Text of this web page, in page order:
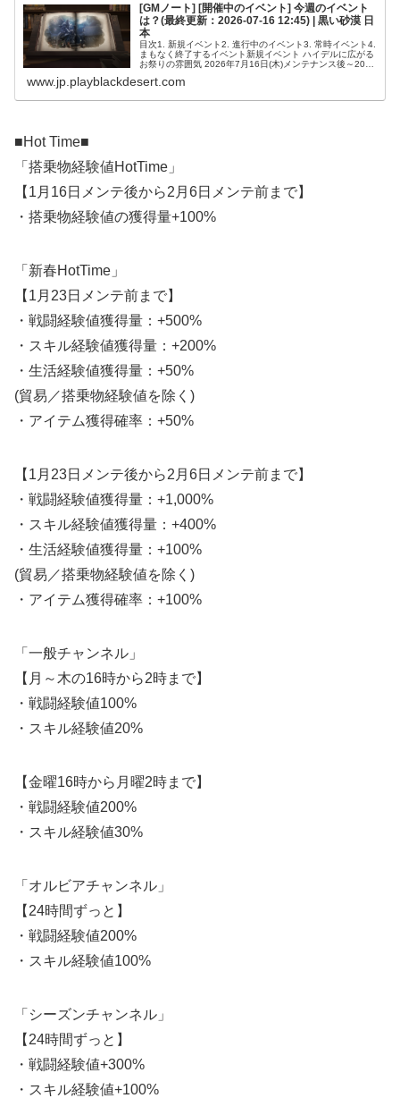
[GMノート] [開催中のイベント] 今週のイベント
は？(最終更新：2026-07-16 12:45) | 黒い砂漠 日
本
目次1. 新規イベント2. 進行中のイベント3. 常時イベント4.
まもなく終了するイベント新規イベント ハイデルに広がる
お祭りの雰囲気 2026年7月16日(木)メンテナンス後～2026
www.jp.playblackdesert.com
■Hot Time■
「搭乗物経験値HotTime」
【1月16日メンテ後から2月6日メンテ前まで】
・搭乗物経験値の獲得量+100%
「新春HotTime」
【1月23日メンテ前まで】
・戦闘経験値獲得量：+500%
・スキル経験値獲得量：+200%
・生活経験値獲得量：+50%
(貿易／搭乗物経験値を除く)
・アイテム獲得確率：+50%
【1月23日メンテ後から2月6日メンテ前まで】
・戦闘経験値獲得量：+1,000%
・スキル経験値獲得量：+400%
・生活経験値獲得量：+100%
(貿易／搭乗物経験値を除く)
・アイテム獲得確率：+100%
「一般チャンネル」
【月～木の16時から2時まで】
・戦闘経験値100%
・スキル経験値20%
【金曜16時から月曜2時まで】
・戦闘経験値200%
・スキル経験値30%
「オルビアチャンネル」
【24時間ずっと】
・戦闘経験値200%
・スキル経験値100%
「シーズンチャンネル」
【24時間ずっと】
・戦闘経験値+300%
・スキル経験値+100%